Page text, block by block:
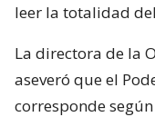
leer la totalidad
La directora de la
aseveró que el
corresponde